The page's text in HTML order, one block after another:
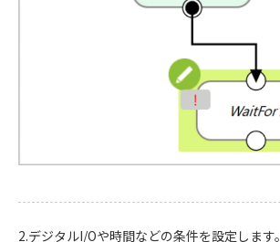
2.デジタルI/Oや時間などの条件を設定します。